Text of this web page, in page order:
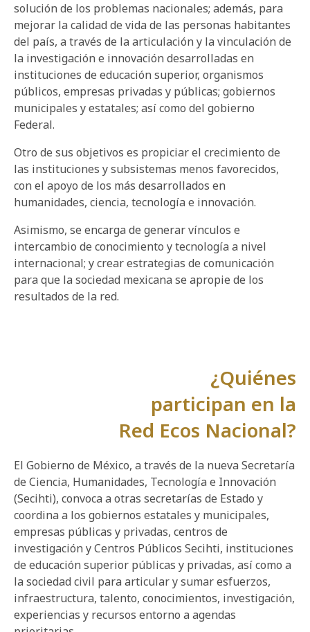
solución de los problemas nacionales; además, para
mejorar la calidad de vida de las personas habitantes
del país, a través de la articulación y la vinculación de
la investigación e innovación desarrolladas en
instituciones de educación superior, organismos
públicos, empresas privadas y públicas; gobiernos
municipales y estatales; así como del gobierno
Federal.
Otro de sus objetivos es propiciar el crecimiento de
las instituciones y subsistemas menos favorecidos,
con el apoyo de los más desarrollados en
humanidades, ciencia, tecnología e innovación.
Asimismo, se encarga de generar vínculos e
intercambio de conocimiento y tecnología a nivel
internacional; y crear estrategias de comunicación
para que la sociedad mexicana se apropie de los
resultados de la red.
¿Quiénes
participan en la
Red Ecos Nacional?
El Gobierno de México, a través de la nueva Secretaría
de Ciencia, Humanidades, Tecnología e Innovación
(Secihti), convoca a otras secretarías de Estado y
coordina a los gobiernos estatales y municipales,
empresas públicas y privadas, centros de
investigación y Centros Públicos Secihti, instituciones
de educación superior públicas y privadas, así como a
la sociedad civil para articular y sumar esfuerzos,
infraestructura, talento, conocimientos, investigación,
experiencias y recursos entorno a agendas